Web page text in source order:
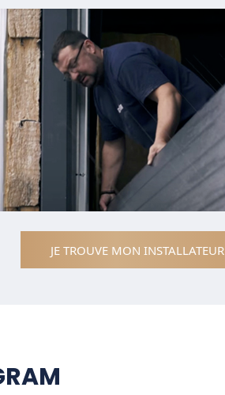
JE TROUVE MON INSTALLATEUR